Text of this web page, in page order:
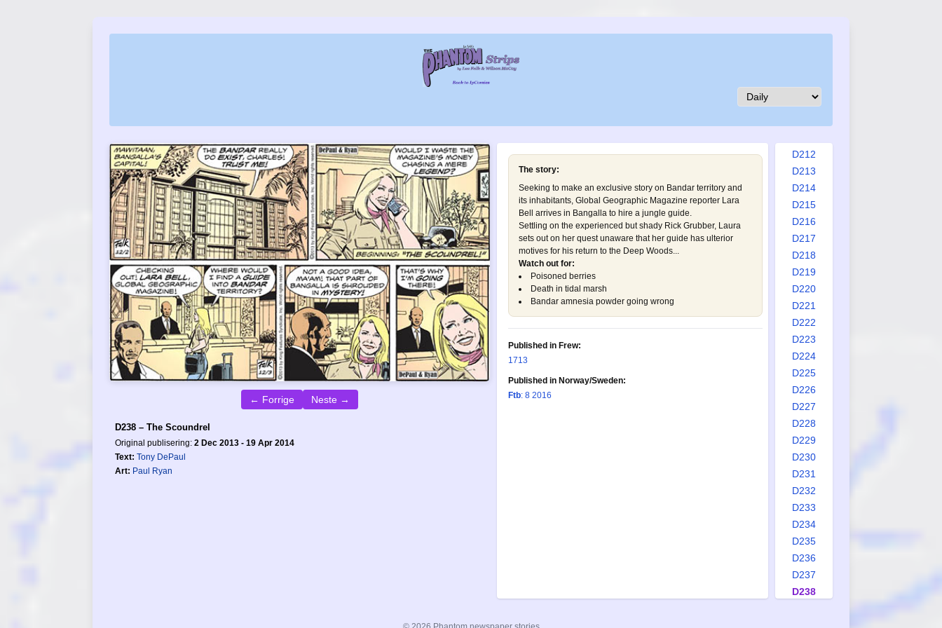
← Forrige Neste →
D238 – The Scoundrel
Original publisering: 2 Dec 2013 - 19 Apr 2014
Text: Tony DePaul
Art: Paul Ryan
The story:
Seeking to make an exclusive story on Bandar territory and
its inhabitants, Global Geographic Magazine reporter Lara
Bell arrives in Bangalla to hire a jungle guide.
Settling on the experienced but shady Rick Grubber, Laura
sets out on her quest unaware that her guide has ulterior
motives for his return to the Deep Woods...
Watch out for:
Poisoned berries
Death in tidal marsh
Bandar amnesia powder going wrong
Published in Frew:
1713
Published in Norway/Sweden:
Ftb: 8 2016
D205
D208
D212
D213
D214
D215
D216
D217
D218
D219
D220
D221
D222
D223
D224
D225
D226
D227
D228
D229
D230
D231
D232
D233
D234
D235
D236
D237
D238